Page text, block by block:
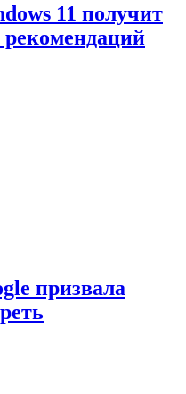
11 получит
призвала